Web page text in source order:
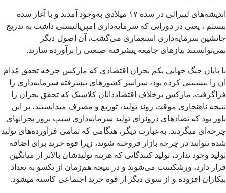
اندیشه‌های لیبرالی در سده ۱۷ میلادی به‌وجود آمدند و با آغاز سده
بیستم ، یعنی در دورانی که سرمایه‌داری امپریالیستی داشت به تدریج
جانشین سرمایه‌داری استعماری می‌گشت، آن اصول دیگر
نمی‌توانستند نیازهای جامعه پیشرفته صنعتی را برآورده سازند.
با پایان جنگ جهانی یکم بحران اقتصادی که مارکس چرخه‌ تحقق مُدام
آن را پیشبینی کرده بود، سراسر کشورهای پیشرفته سرمایه‌داری را
فراگرفت. مارکس برخلاف اقتصاددانان کلاسیک که تحقق بحران را
نتیجه ناهنجاری موقت روند تولید، توزیع و مصرف میدانستند، بر این
باور بود که تضادهای درونزای تولید سرمایه‌داری سبب بروز بحرانهای
چرخه‌ای میگردند. به‌عبارت دیگر، هنگامی که تمامی فرآورده‌های تولید
شده نتوانند در چرخه بازار فروخته شوند، زیرا قوه خرید برای اضافه
تولید وجود ندارد، تولید کنندگانی که هزینه تولیدشان بالاتر از میانگین
قرار دارد، ورشکست می‌شوند و در نتیجه هم‌زمان از یکسو به تعداد
بیکاران افزوده و از سوی دیگر از قوه خرید اجتماعی کاسته میشود.